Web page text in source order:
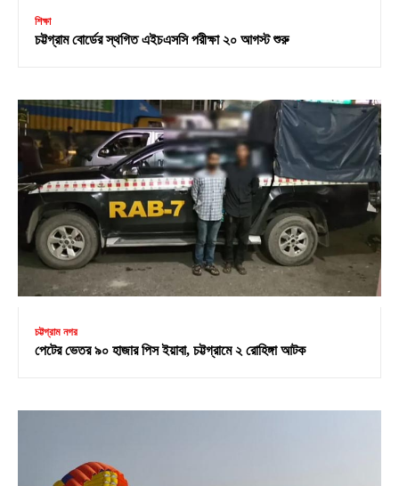
শিক্ষা
চট্টগ্রাম বোর্ডের স্থগিত এইচএসসি পরীক্ষা ২০ আগস্ট শুরু
চট্টগ্রাম নগর
পেটের ভেতর ৯০ হাজার পিস ইয়াবা, চট্টগ্রামে ২ রোহিঙ্গা আটক